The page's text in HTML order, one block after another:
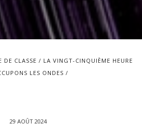
a
i
DE CLASSE
LA VINGT-CINQUIÈME HEURE
LES ONDES
29 AOÛT 2024